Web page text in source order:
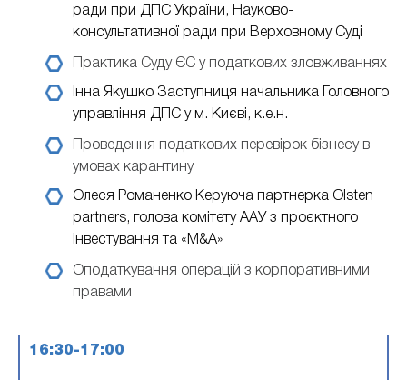
ради при ДПС України, Науково-
консультативної ради при Верховному Суді
Практика Суду ЄС у податкових зловживаннях
Інна Якушко Заступниця начальника Головного
управління ДПС у м. Києві, к.е.н.
Проведення податкових перевірок бізнесу в
умовах карантину
Олеся Романенко Керуюча партнерка Olsten
partners, голова комітету ААУ з проєктного
інвестування та «M&A»
Оподаткування операцій з корпоративними
правами
16:30-17:00